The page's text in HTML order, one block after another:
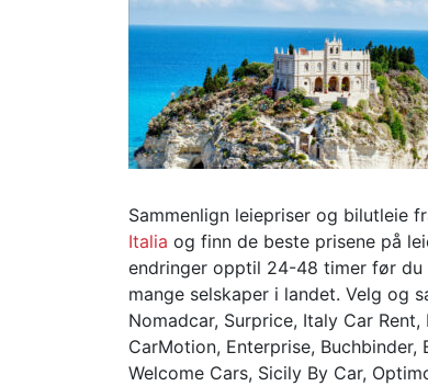
Sammenlign leiepriser og bilutleie
Italia og finn de beste prisene på
endringer opptil 24-48 timer før du
mange selskaper i landet. Velg og
Nomadcar, Surprice, Italy Car
CarMotion, Enterprise, Buchbinder,
Welcome Cars, Sicily By Car,